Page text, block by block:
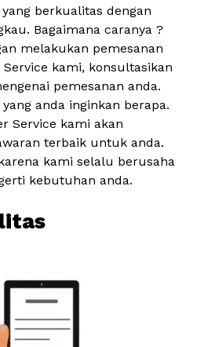
berkualitas dengan
Bagaimana caranya ?
melakukan pemesanan
kami, konsultasikan
pemesanan anda.
anda inginkan berapa.
Service kami akan
terbaik untuk anda.
kami selalu berusaha
kebutuhan anda.